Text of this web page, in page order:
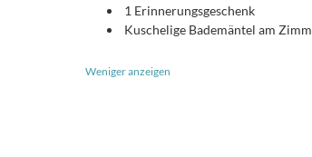
1 Erinnerungsgeschenk
Kuschelige Bademäntel am
Weniger anzeigen